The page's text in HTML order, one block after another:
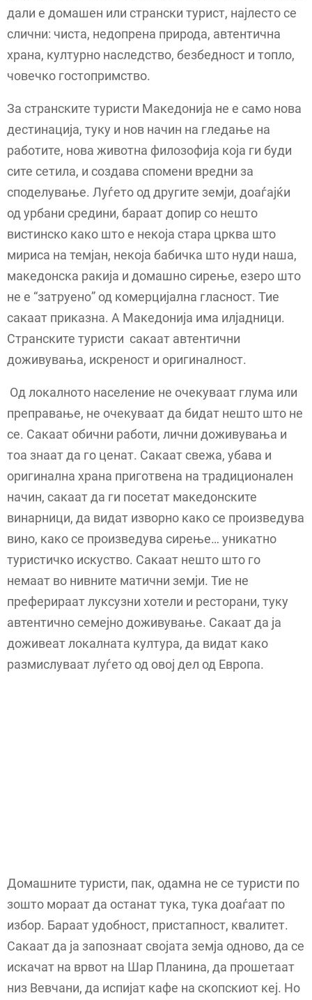
дали е домашен или странски турист, најлесто се
слични: чиста, недопрена природа, автентична
храна, културно наследство, безбедност и топло,
човечко гостопримство.
За странските туристи Македонија не е само нова
дестинација, туку и нов начин на гледање на
работите, нова животна филозофија која ги буди
сите сетила, и создава спомени вредни за
споделување. Луѓето од другите земји, доаѓајќи
од урбани средини, бараат допир со нешто
вистинско како што е некоја стара црква што
мириса на темјан, некоја бабичка што нуди наша,
македонска ракија и домашно сирење, езеро што
не е “затруено” од комерцијална гласност. Тие
сакаат приказна. А Македонија има илјадници.
Странските туристи сакаат автентични
доживувања, искреност и оригиналност.
Од локалното население не очекуваат глума или
преправање, не очекуваат да бидат нешто што не
се. Сакаат обични работи, лични доживувања и
тоа знаат да го ценат. Сакаат свежа, убава и
оригинална храна приготвена на традиционален
начин, сакаат да ги посетат македонските
винарници, да видат изворно како се произведува
вино, како се произведува сирење… уникатно
туристичко искуство. Сакаат нешто што го
немаат во нивните матични земји. Тие не
преферираат луксузни хотели и ресторани, туку
автентично семејно доживување. Сакаат да ја
доживеат локалната култура, да видат како
размислуваат луѓето од овој дел од Европа.
Домашните туристи, пак, одамна не се туристи по
зошто мораат да останат тука, тука доаѓаат по
избор. Бараат удобност, пристапност, квалитет.
Сакаат да ја запознаат својата земја одново, да се
искачат на врвот на Шар Планина, да прошетаат
низ Вевчани, да испијат кафе на скопскиот кеј. Но